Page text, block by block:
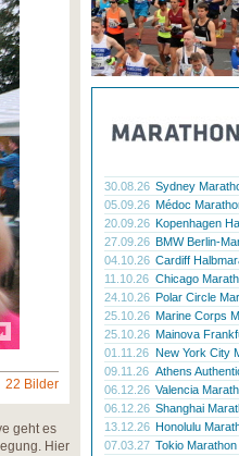
22 Bilder
geht es
Hier
30.08.26 Sydney
05.09.26 Médoc
20.09.26 Kopenhagen
27.09.26 BMW Berlin-
04.10.26 Cardiff
11.10.26 Chicago
24.10.26 Polar Circle
25.10.26 Marine Corps
25.10.26 Mainova
01.11.26 New York City
09.11.26 Athens
06.12.26 Valencia
06.12.26 Shanghai
13.12.26 Honolulu
07.03.27 Tokio Marathon